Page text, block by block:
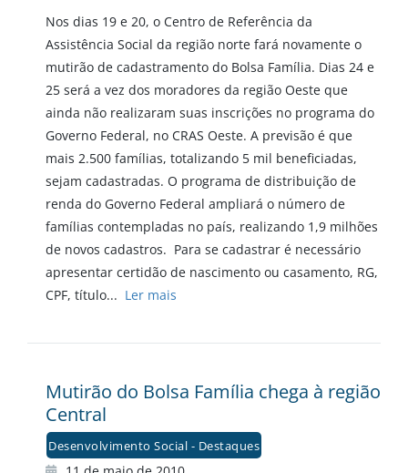
Nos dias 19 e 20, o Centro de Referência da
Assistência Social da região norte fará novamente o
mutirão de cadastramento do Bolsa Família. Dias 24 e
25 será a vez dos moradores da região Oeste que
ainda não realizaram suas inscrições no programa do
Governo Federal, no CRAS Oeste. A previsão é que
mais 2.500 famílias, totalizando 5 mil beneficiadas,
sejam cadastradas. O programa de distribuição de
renda do Governo Federal ampliará o número de
famílias contempladas no país, realizando 1,9 milhões
de novos cadastros. Para se cadastrar é necessário
apresentar certidão de nascimento ou casamento, RG,
CPF, título... Ler mais
Mutirão do Bolsa Família chega à região
Central
Desenvolvimento Social - Destaques